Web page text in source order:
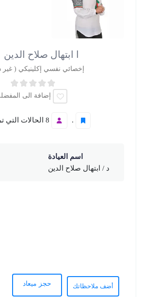
ا ابتهال صلاح الدين
إخصائي نفسي إكلينيكي ( غير
إضافة الى
.
اسم العيادة
د / ابتهال صلاح الدين
أضف ملاحظاتك حجز ميعاد